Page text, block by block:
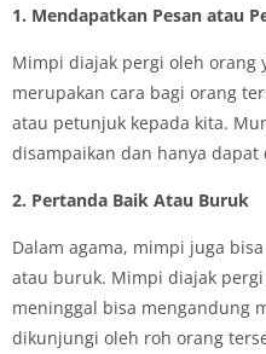
1. Mendapatkan Pesan atau
Mimpi diajak pergi oleh orang
merupakan cara bagi orang
atau petunjuk kepada kita.
disampaikan dan hanya
2. Pertanda Baik Atau Buruk
Dalam agama, mimpi juga
atau buruk. Mimpi diajak
meninggal bisa mengandung
dikunjungi oleh roh orang